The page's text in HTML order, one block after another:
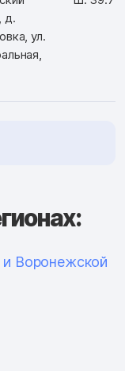
д.
ул.
Воронежской